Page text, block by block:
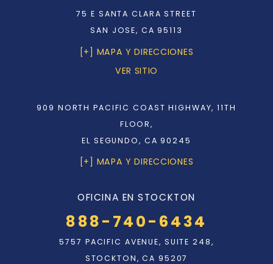
75 E SANTA CLARA STREET
SAN JOSE, CA 95113
[+] MAPA Y DIRECCIONES
VER SITIO
909 NORTH PACIFIC COAST HIGHWAY, 11TH
FLOOR,
EL SEGUNDO, CA 90245
[+] MAPA Y DIRECCIONES
OFICINA EN STOCKTON
888-740-6434
5757 PACIFIC AVENUE, SUITE 248,
STOCKTON, CA 95207